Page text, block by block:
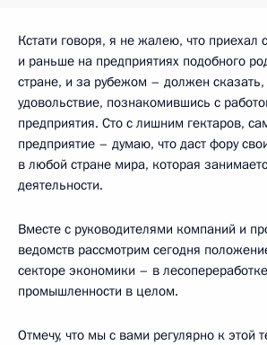
Кстати говоря, я не жалею, что приехал
и раньше на предприятиях подобного
стране, и за рубежом – должен сказать,
удовольствие, познакомившись с
предприятия. Сто с лишним гектаров,
предприятие – думаю, что даст фору
в любой стране мира, которая
деятельности.
Вместе с руководителями компаний и
ведомств рассмотрим сегодня
секторе экономики – в
промышленности в целом.
Отмечу, что мы с вами регулярно к этой